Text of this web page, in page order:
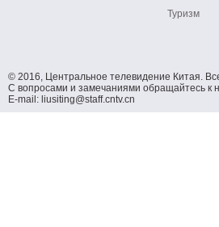
Туризм
© 2016, Центральное телевидение Китая.
С вопросами и замечаниями обращайтесь к
E-mail: liusiting@staff.cntv.cn